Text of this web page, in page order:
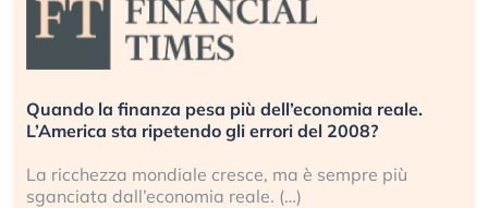
Quando la finanza pesa più dell’economia reale.
L’America sta ripetendo gli errori del 2008?
La ricchezza mondiale cresce, ma è sempre più
sganciata dall’economia reale. (…)